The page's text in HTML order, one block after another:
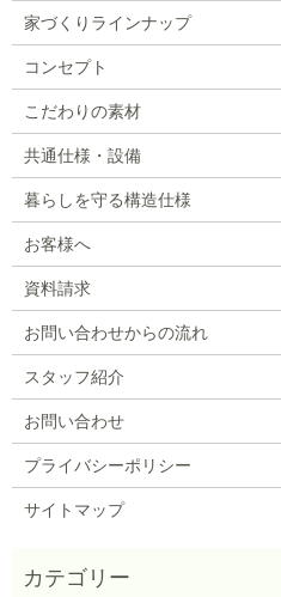
家づくりラインナップ
コンセプト
こだわりの素材
共通仕様・設備
暮らしを守る構造仕様
お客様へ
資料請求
お問い合わせからの流れ
スタッフ紹介
お問い合わせ
プライバシーポリシー
サイトマップ